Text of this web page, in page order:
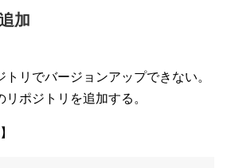
加
リでバージョンアップできない。
ポジトリを追加する。